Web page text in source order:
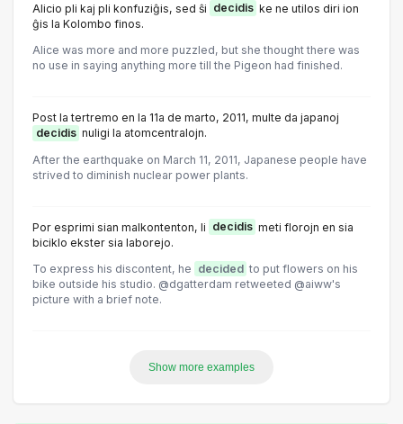
Alicio pli kaj pli konfuziĝis, sed ŝi decidis ke ne utilos diri ion
ĝis la Kolombo finos.
Alice was more and more puzzled, but she thought there was
no use in saying anything more till the Pigeon had finished.
Post la tertremo en la 11a de marto, 2011, multe da japanoj
decidis nuligi la atomcentralojn.
After the earthquake on March 11, 2011, Japanese people have
strived to diminish nuclear power plants.
Por esprimi sian malkontenton, li decidis meti florojn en sia
biciklo ekster sia laborejo.
To express his discontent, he decided to put flowers on his
bike outside his studio. @dgatterdam retweeted @aiww's
picture with a brief note.
Show more examples